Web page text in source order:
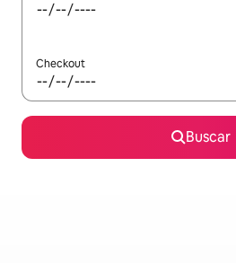
Checkout
Buscar